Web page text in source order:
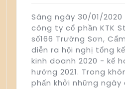
Sáng ngày 30/01/
công ty cổ phần KTK
số166 Trường Sơn,
diễn ra hội nghị tổng
kinh doanh 2020 - kế
hướng 2021. Trong
phấn khởi những ngày